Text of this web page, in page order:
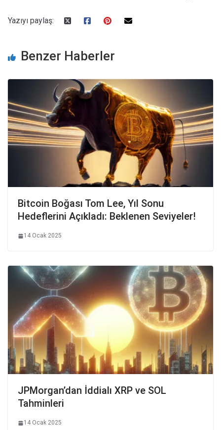
Yazıyı paylaş:
Benzer Haberler
Bitcoin Boğası Tom Lee, Yıl Sonu
Hedeflerini Açıkladı: Beklenen Seviyeler!
14 Ocak 2025
JPMorgan’dan İddialı XRP ve SOL
Tahminleri
14 Ocak 2025